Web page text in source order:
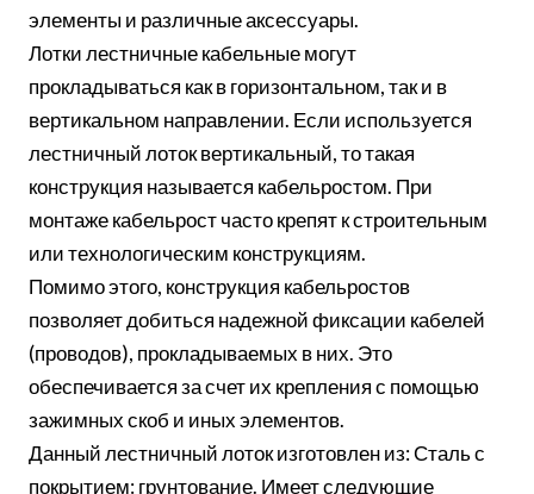
элементы и различные аксессуары.
Лотки лестничные кабельные могут
прокладываться как в горизонтальном, так и в
вертикальном направлении. Если используется
лестничный лоток вертикальный, то такая
конструкция называется кабельростом. При
монтаже кабельрост часто крепят к строительным
или технологическим конструкциям.
Помимо этого, конструкция кабельростов
позволяет добиться надежной фиксации кабелей
(проводов), прокладываемых в них. Это
обеспечивается за счет их крепления с помощью
зажимных скоб и иных элементов.
Данный лестничный лоток изготовлен из: Сталь с
покрытием: грунтование. Имеет следующие